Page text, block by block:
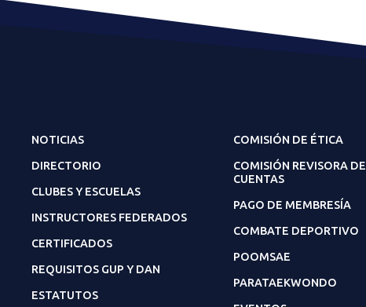
NOTICIAS
DIRECTORIO
CLUBES Y ESCUELAS
INSTRUCTORES FEDERADOS
CERTIFICADOS
REQUISITOS GUP Y DAN
ESTATUTOS
COMISIÓN DE ÉTICA
COMISIÓN REVISORA DE
CUENTAS
PAGO DE MEMBRESÍA
COMBATE DEPORTIVO
POOMSAE
PARATAEKWONDO